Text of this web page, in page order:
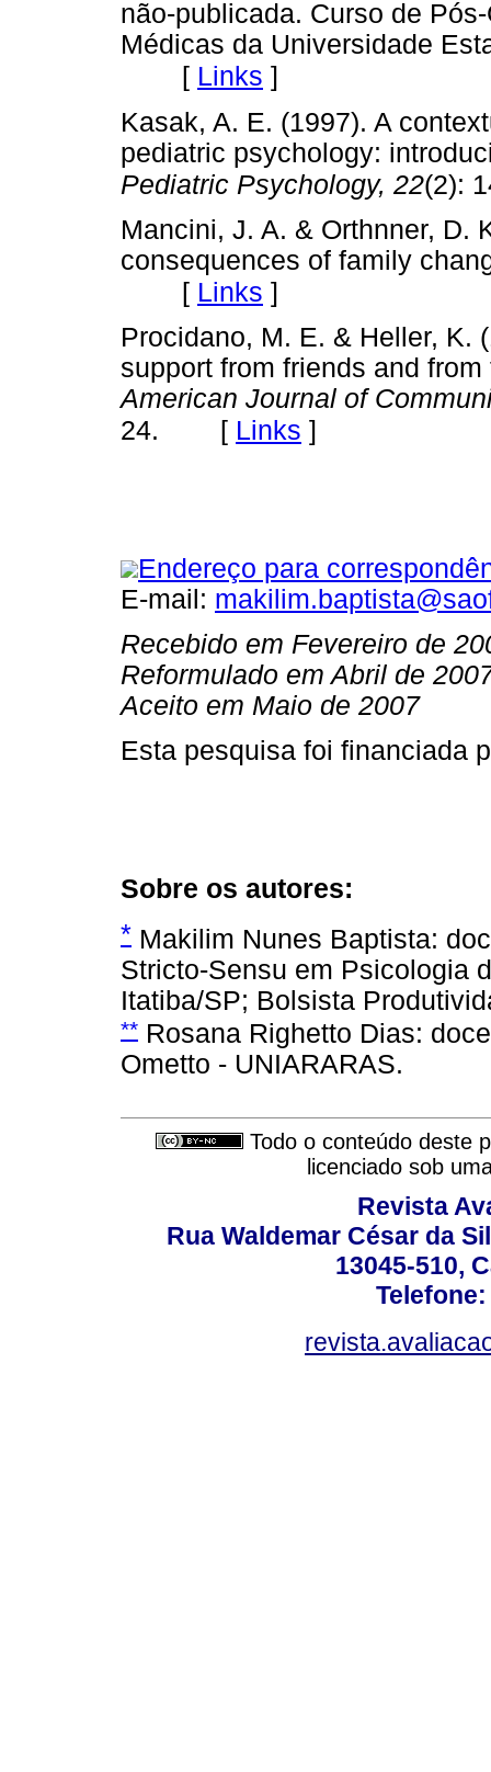
não-publicada. Curso de
Médicas da Universidade
[ Links ]
Kasak, A. E. (1997). A
pediatric psychology:
Pediatric Psychology, 22(2):
Mancini, J. A. & Orthnner, D.
consequences of family
[ Links ]
Procidano, M. E. & Heller, K.
support from friends and
American Journal of
24. [ Links ]
Endereço para
E-mail:
Recebido em Fevereiro de
Reformulado em Abril de
Aceito em Maio de 2007
Esta pesquisa foi financiada
Sobre os autores:
* Makilim Nunes Baptista:
Stricto-Sensu em Psicologia
Itatiba/SP; Bolsista
** Rosana Righetto Dias:
Ometto - UNIARARAS.
Todo o conteúdo deste
licenciado sob
Revista
Rua Waldemar César da
13045-510,
Telefone: